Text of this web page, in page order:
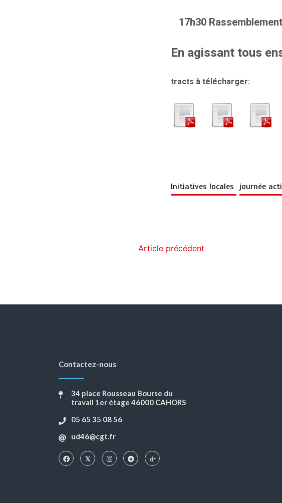
17h30 Rassemblement
En agissant tous
tracts à télécharger:
Initiatives locales journée
Article précédent
Contactez-nous
34 place Rousseau Bourse du
travail 1er étage 46000 CAHORS
05 65 35 08 56
ud46@cgt.fr